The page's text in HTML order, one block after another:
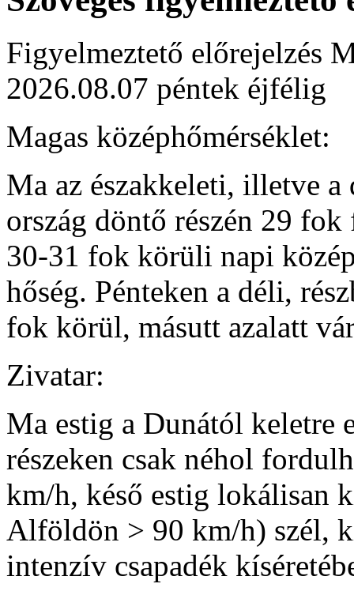
Figyelmeztető előrejelzés
2026.08.07 péntek éjfélig
Magas középhőmérséklet:
Ma az északkeleti, illetve
ország döntő részén 29
30-31 fok körüli napi
hőség. Pénteken a déli,
fok körül, másutt azalatt
Zivatar:
Ma estig a Dunától keletre
részeken csak néhol
km/h, késő estig lokálisan
Alföldön > 90 km/h) szél,
intenzív csapadék